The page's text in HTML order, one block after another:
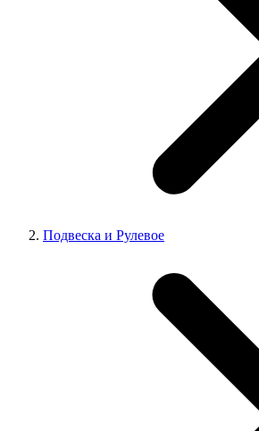
Подвеска и Рулевое